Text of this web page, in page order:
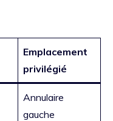
Emplacement
privilégié
Annulaire
gauche